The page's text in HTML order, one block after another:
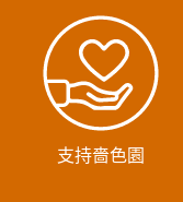
支持嗇色園